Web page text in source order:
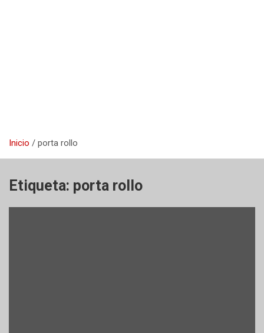
Inicio porta rollo
Etiqueta: porta rollo